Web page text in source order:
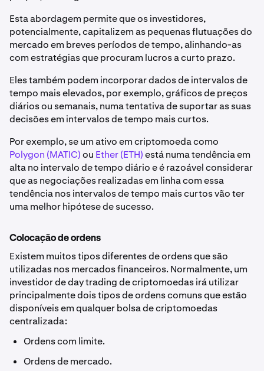
Esta abordagem permite que os investidores,
potencialmente, capitalizem as pequenas flutuações do
mercado em breves períodos de tempo, alinhando-as
com estratégias que procuram lucros a curto prazo.
Eles também podem incorporar dados de intervalos de
tempo mais elevados, por exemplo, gráficos de preços
diários ou semanais, numa tentativa de suportar as suas
decisões em intervalos de tempo mais curtos.
Por exemplo, se um ativo em criptomoeda como
Polygon (MATIC)ou Ether (ETH)está numa tendência em
alta no intervalo de tempo diário e é razoável considerar
que as negociações realizadas em linha com essa
tendência nos intervalos de tempo mais curtos vão ter
uma melhor hipótese de sucesso.
Colocação de ordens
Existem muitos tipos diferentes de ordens que são
utilizadas nos mercados financeiros. Normalmente, um
investidor de day trading de criptomoedas irá utilizar
principalmente dois tipos de ordens comuns que estão
disponíveis em qualquer bolsa de criptomoedas
centralizada:
Ordens com limite.
Ordens de mercado.